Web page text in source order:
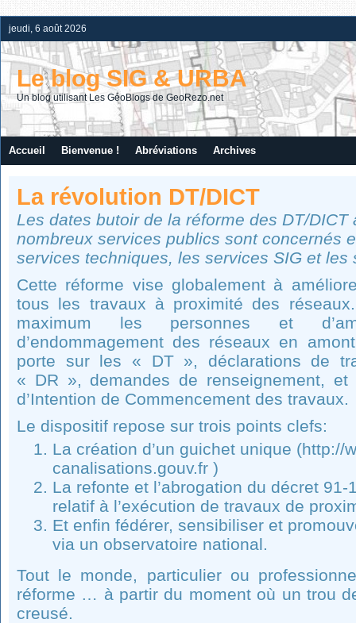
jeudi, 6 août 2026
Le blog SIG & URBA
Un blog utilisant Les GéoBlogs de GeoRezo.net
Accueil Bienvenue ! Abréviations Archives
La révolution DT/DICT
Les dates butoir de la réforme des DT/
nombreux services publics sont concernés
services techniques, les services SIG et les
Cette réforme vise globalement à
tous les travaux à proximité des
maximum les personnes et
d’endommagement des réseaux en
porte sur les « DT », déclarations de
« DR », demandes de renseignement, et
d’Intention de Commencement des travaux.
Le dispositif repose sur trois points clefs:
La création d’un guichet unique (http://
canalisations.gouv.fr )
La refonte et l’abrogation du décret
relatif à l’exécution de travaux de
Et enfin fédérer, sensibiliser et
via un observatoire national.
Tout le monde, particulier ou
réforme … à partir du moment où un trou
creusé.